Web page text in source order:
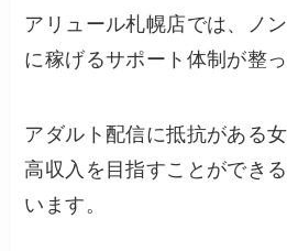
アリュール札幌店では、ノ
に稼げるサポート体制が整っ
アダルト配信に抵抗がある
高収入を目指すことができ
います。